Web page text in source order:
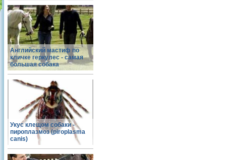
Английский мастиф по
кличке геркулес - самая
большая собака
Укус клещом собаки -
пироплазмоз (piroplasma
canis)